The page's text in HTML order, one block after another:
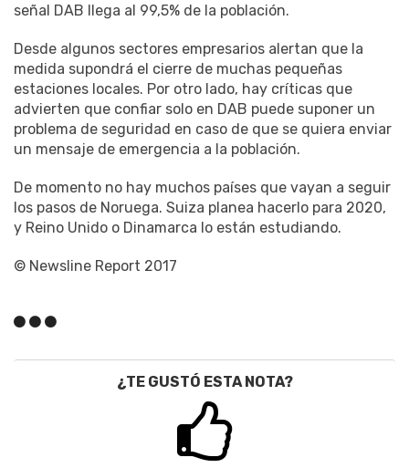
señal DAB llega al 99,5% de la población.
Desde algunos sectores empresarios alertan que la
medida supondrá el cierre de muchas pequeñas
estaciones locales. Por otro lado, hay críticas que
advierten que confiar solo en DAB puede suponer un
problema de seguridad en caso de que se quiera enviar
un mensaje de emergencia a la población.
De momento no hay muchos países que vayan a seguir
los pasos de Noruega. Suiza planea hacerlo para 2020,
y Reino Unido o Dinamarca lo están estudiando.
© Newsline Report 2017
¿TE GUSTÓ ESTA NOTA?